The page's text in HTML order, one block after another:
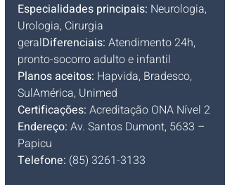
Especialidades principais: Neurologia,
Urologia, Cirurgia
geralDiferenciais: Atendimento 24h,
pronto-socorro adulto e infantil
Planos aceitos: Hapvida, Bradesco,
SulAmérica, Unimed
Certificações: Acreditação ONA Nível 2
Endereço: Av. Santos Dumont, 5633 –
Papicu
Telefone: (85) 3261-3133